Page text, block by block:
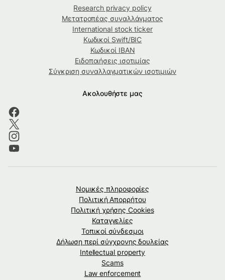
Research privacy policy
Μετατροπέας συναλλάγματος
International stock ticker
Κωδικοί Swift/BIC
Κωδικοί IBAN
Ειδοποιήσεις ισοτιμίας
Σύγκριση συναλλαγματικών ισοτιμιών
Ακολουθήστε μας
Νομικές πληροφορίες
Πολιτική Απορρήτου
Πολιτική χρήσης Cookies
Καταγγελίες
Τοπικοί σύνδεσμοι
Δήλωση περί σύγχρονης δουλείας
Intellectual property
Scams
Law enforcement